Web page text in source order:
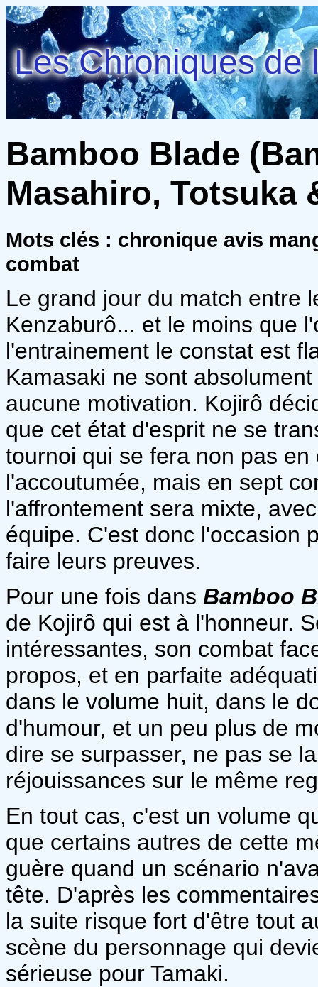
Les Chroniques de
Bamboo Blade
Masahiro, Totsuka
Mots clés : chronique avis
combat
Le grand jour du match entre
Kenzaburô... et le moins que
l'entrainement le constat est
Kamasaki ne sont
aucune motivation. Kojirô
que cet état d'esprit ne se
tournoi qui se fera non pas
l'accoutumée, mais en sept
l'affrontement sera mixte,
équipe. C'est donc l'occasion
faire leurs preuves.
Pour une fois dans Bamboo
de Kojirô qui est à l'honneur.
intéressantes, son combat
propos, et en parfaite
dans le volume huit, dans le
d'humour, et un peu plus de
dire se surpasser, ne pas se
réjouissances sur le même
En tout cas, c'est un volume
que certains autres de cette
guère quand un scénario
tête. D'après les
la suite risque fort d'être tout
scène du personnage qui
sérieuse pour Tamaki.